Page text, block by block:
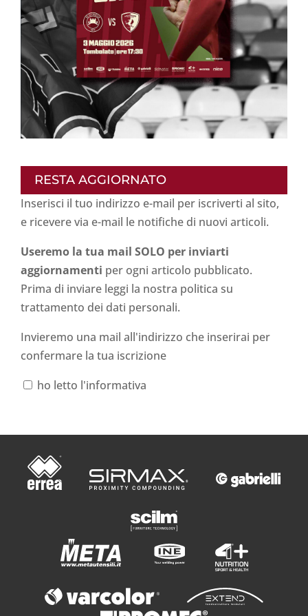
RESTA AGGIORNATO
Inserisci il tuo indirizzo e-mail per iscriverti al sito,
e ricevere via e-mail le notifiche di nuovi articoli.
Useremo la tua mail SOLO per inviarti
aggiornamenti per ogni articolo pubblicato.
Prima di inviare leggi la nostra politica su
trattamento dei dati personali.
Invieremo una mail all'indirizzo che inserirai per
confermare la tua iscrizione
ho letto l'informativa